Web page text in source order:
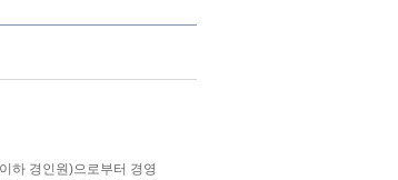
하 경인원)으로부터 경영